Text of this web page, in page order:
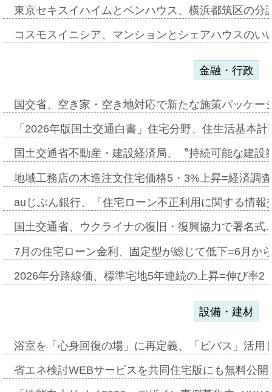
東京セキスイハイムとベンハウス、横浜都筑区の
コスモスイニシア、マンションとシェアハウスの
金融・行政
国交省、空き家・空き地対応で新たな施策パッケ
「2026年版国土交通白書」住宅分野、住生活基本
国土交通省不動産・建設経済局、〝持続可能な建
地域工務店の木造注文住宅価格5・3%上昇=経済調
auじぶん銀行、「住宅ローン不正利用に関する情
国土交通省、ウクライナの復旧・復興協力で署名
7月の住宅ローン金利、固定型が総じて低下=6月か
2026年分路線価、標準宅地5年連続の上昇=伸び率
設備・建材
浴室を「心身回復の場」に再定義、「ビバス」活
省エネ検討WEBサービスを共同住宅版にも無料公